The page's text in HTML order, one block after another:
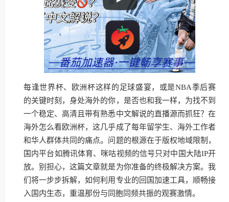
每逢世界杯、欧洲杯这样的足球盛宴，或是NBA季后赛
的关键时刻，身处海外的你，是否也和我一样，为找不到
一个稳定、高清且带有熟悉中文解说的直播源而抓狂？在
海外怎么看欧洲杯，这几乎成了每年留学生、海外工作者
和华人群体共同的痛点。问题的根源在于版权地域限制，
国内平台如腾讯体育、咪咕视频的信号只对中国大陆IP开
放。别担心，这篇文章就是为你准备的终极解决方案。我
们将一步步拆解，如何利用专业的回国加速工具，顺畅接
入国内生态，重温那份与同胞同频共振的观赛激情。